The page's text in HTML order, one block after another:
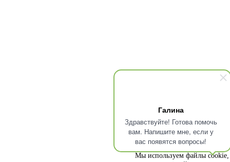
Галина
Здравствуйте! Готова помочь
вам. Напишите мне, если у
вас появятся вопросы!
Мы используем файлы cookie,